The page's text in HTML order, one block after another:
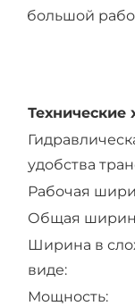
большой
Технические
удобства
Рабочая
Общая
Ширина в
виде:
Мощность: